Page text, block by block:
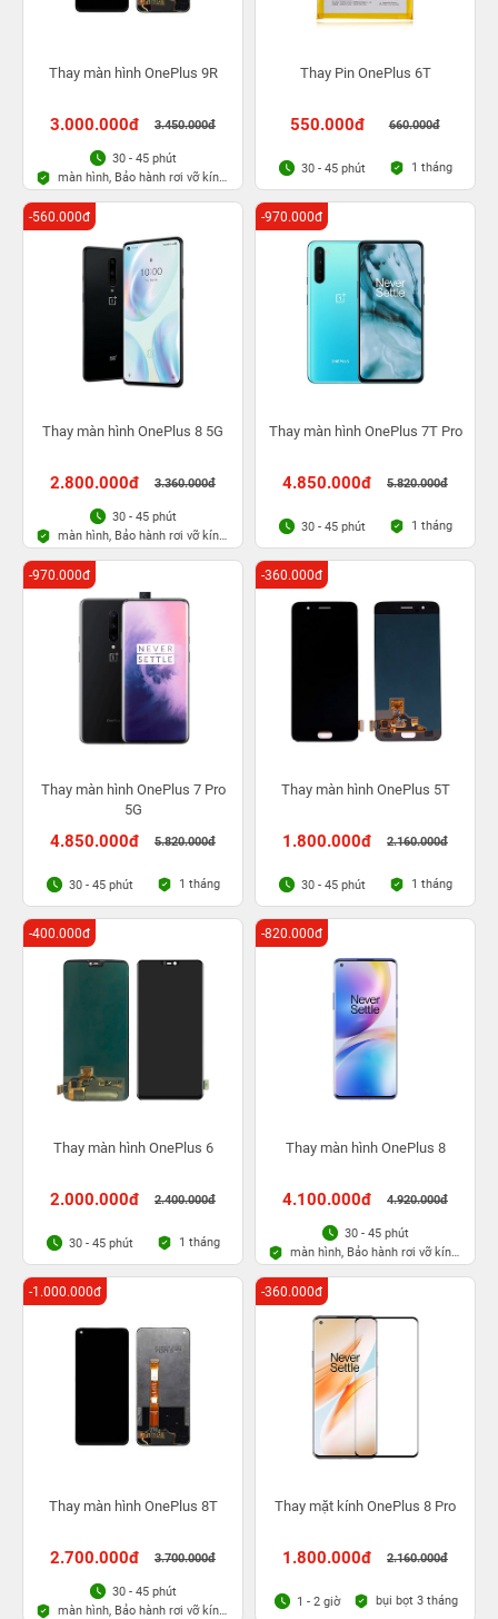
Thay màn hình OnePlus 9R
3.000.000đ 3.450.000đ
30 - 45 phút
màn hình, Bảo hành rơi vỡ kính
1 lần trong 3 tháng
Thay Pin OnePlus 6T
550.000đ 660.000đ
30 - 45 phút 1 tháng
Thay màn hình OnePlus 8 5G
2.800.000đ 3.360.000đ
-560.000đ
30 - 45 phút
màn hình, Bảo hành rơi vỡ kính
1 lần trong 3 tháng
Thay màn hình OnePlus 7T Pro
4.850.000đ 5.820.000đ
-970.000đ
30 - 45 phút 1 tháng
Thay màn hình OnePlus 7 Pro
5G
4.850.000đ 5.820.000đ
-970.000đ
30 - 45 phút 1 tháng
Thay màn hình OnePlus 5T
1.800.000đ 2.160.000đ
-360.000đ
30 - 45 phút 1 tháng
Thay màn hình OnePlus 6
2.000.000đ 2.400.000đ
-400.000đ
30 - 45 phút 1 tháng
Thay màn hình OnePlus 8
4.100.000đ 4.920.000đ
-820.000đ
30 - 45 phút
màn hình, Bảo hành rơi vỡ kính
1 lần trong 3 tháng
Thay màn hình OnePlus 8T
2.700.000đ 3.700.000đ
-1.000.000đ
30 - 45 phút
màn hình, Bảo hành rơi vỡ kính
Thay mặt kính OnePlus 8 Pro
1.800.000đ 2.160.000đ
-360.000đ
1 - 2 giờ bụi bọt 3 tháng